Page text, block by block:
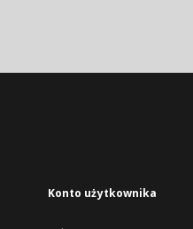
Konto użytkownika